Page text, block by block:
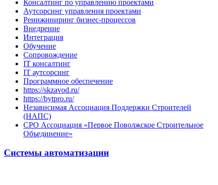
Консалтинг по управлению проектами
Аутсорсинг управления проектами
Реинжиниринг бизнес-процессов
Внедрение
Интеграция
Обучение
Сопровождение
IT консалтинг
IT аутсорсинг
Программное обеспечение
https://skzavod.ru/
https://bytpro.ru/
Независимая Ассоциация Поддержки Строителей
(НАПС)
СРО Ассоциация «Первое Поволжское Строительное
Объединение»
Системы автоматизации